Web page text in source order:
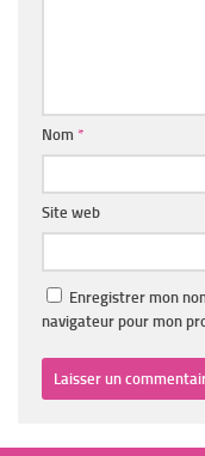
Nom *
Site web
Enregistrer mon
navigateur pour mon